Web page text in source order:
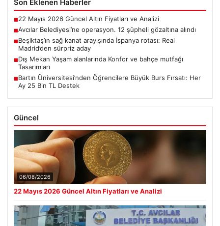
Son Eklenen Haberler
■22 Mayıs 2026 Güncel Altın Fiyatları ve Analizi
■Avcılar Belediyesi’ne operasyon. 12 şüpheli gözaltına alındı
■Beşiktaş’ın sağ kanat arayışında İspanya rotası: Real
Madrid’den sürpriz aday
■Dış Mekan Yaşam alanlarında Konfor ve bahçe mutfağı
Tasarımları
■Bartın Üniversitesi’nden Öğrencilere Büyük Burs Fırsatı: Her
Ay 25 Bin TL Destek
Güncel
06/08/2026
22 Mayıs 2026 Güncel Altın Fiyatları ve Analizi